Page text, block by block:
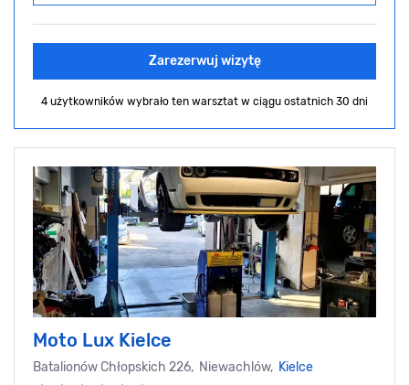
Zarezerwuj wizytę
4 użytkowników wybrało ten warsztat w ciągu ostatnich 30 dni
Moto Lux Kielce
Batalionów Chłopskich 226, Niewachlów, Kielce